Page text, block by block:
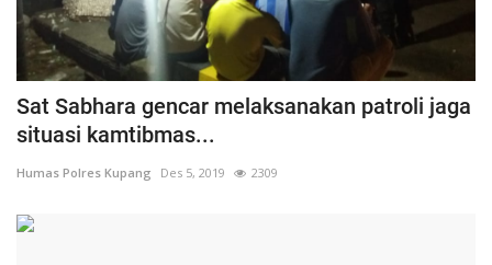
Sat Sabhara gencar melaksanakan patroli jaga
situasi kamtibmas...
Humas Polres Kupang Des 5, 2019 2309